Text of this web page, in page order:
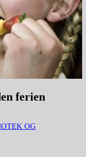
ferien
OG